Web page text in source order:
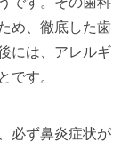
め、徹底した歯
には、アレルギ
です。
必ず鼻炎症状が